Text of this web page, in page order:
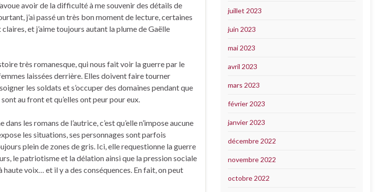
avoir de la difficulté à me souvenir des détails de
j’ai passé un très bon moment de lecture, certaines
claires, et j’aime toujours autant la plume de Gaëlle
très romanesque, qui nous fait voir la guerre par le
laissées derrière. Elles doivent faire tourner
les soldats et s’occuper des domaines pendant que
au front et qu’elles ont peur pour eux.
dans les romans de l’autrice, c’est qu’elle n’impose aucune
les situations, ses personnages sont parfois
plein de zones de gris. Ici, elle requestionne la guerre
le patriotisme et la délation ainsi que la pression sociale
voix… et il y a des conséquences. En fait, on peut
juillet 2023
juin 2023
mai 2023
avril 2023
mars 2023
février 2023
janvier 2023
décembre 2022
novembre 2022
octobre 2022